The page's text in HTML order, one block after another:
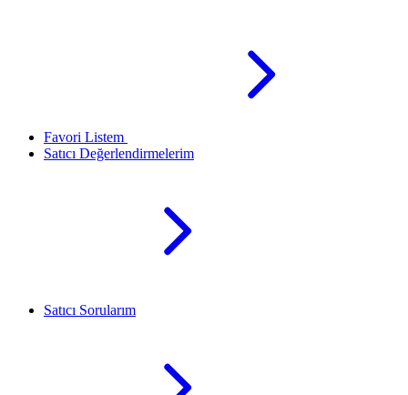
Favori Listem
Satıcı Değerlendirmelerim
Satıcı Sorularım